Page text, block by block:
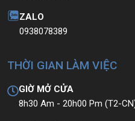
ZALO
0938078389
THỜI GIAN LÀM VIỆC
GIỜ MỞ CỬA
8h30 Am - 20h00 Pm (T2-